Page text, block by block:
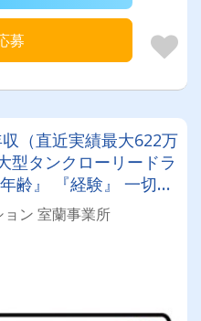
募
（直近実績最大622万
型タンクローリードラ
齢』 『経験』 一切不
環境です。
ン 室蘭事業所